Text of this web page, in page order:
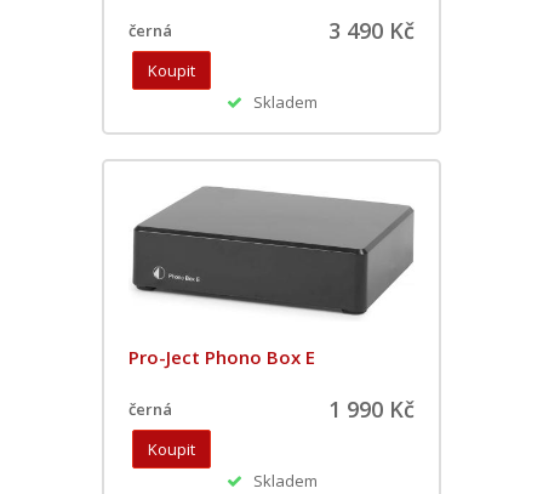
černá 3 490 Kč
Skladem
Pro-Ject Phono Box E
černá 1 990 Kč
Skladem